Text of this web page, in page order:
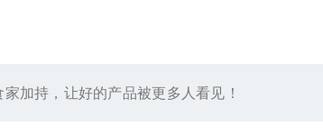
加持，让好的产品被更多人看见！